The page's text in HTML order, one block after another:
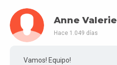
Anne Valerie
Hace 1.049 días
Vamos! Equipo!